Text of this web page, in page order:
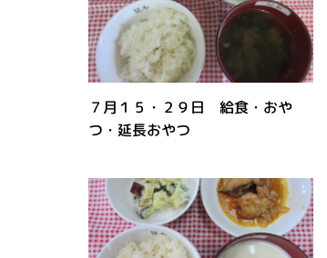
７月１５・２９日 給食・おや
つ・延長おやつ